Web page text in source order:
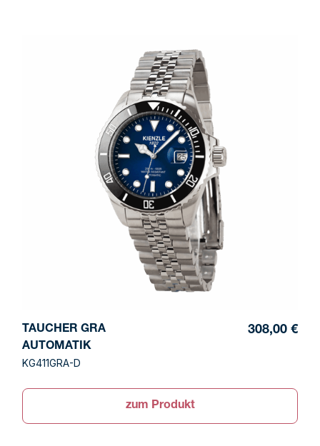
TAUCHER GRA
AUTOMATIK
KG411GRA-D
308,00 €
zum Produkt